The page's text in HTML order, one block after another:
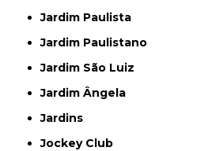
Jardim Paulista
Jardim Paulistano
Jardim São Luiz
Jardim Ângela
Jardins
Jockey Club